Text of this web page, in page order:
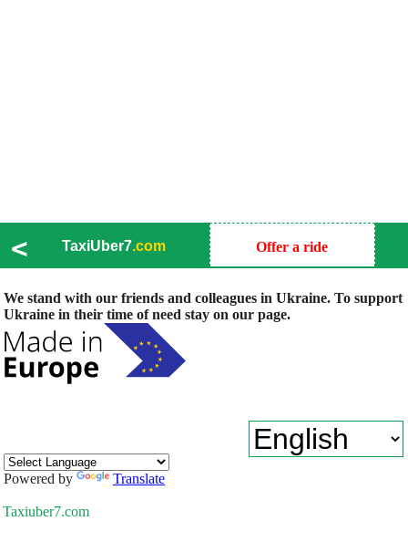
< TaxiUber7.com Offer a ride
We stand with our friends and colleagues in Ukraine. To support
Ukraine in their time of need stay on our page.
Powered by Translate
Taxiuber7.com